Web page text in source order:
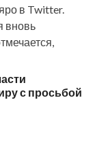
в Twitter.
вновь
с просьбой